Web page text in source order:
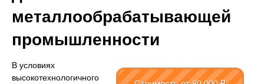
металлообрабатывающей
промышленности
В условиях
высокотехнологичного